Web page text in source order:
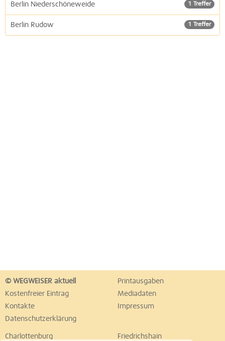
1 Treffer
Berlin Niederschöneweide
1 Treffer
Berlin Rudow
© WEGWEISER aktuell
Printausgaben
Kostenfreier Eintrag
Mediadaten
Kontakte
Impressum
Datenschutzerklärung
Charlottenburg Friedrichshain